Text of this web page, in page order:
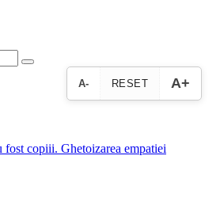
A- RESET A+
fost copiii. Ghetoizarea empatiei